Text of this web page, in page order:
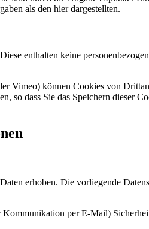
als den hier dargestellten.
enthalten keine
Vimeo) können Cookies von
so dass Sie das Speichern
erhoben. Die vorliegende
per E-Mail)